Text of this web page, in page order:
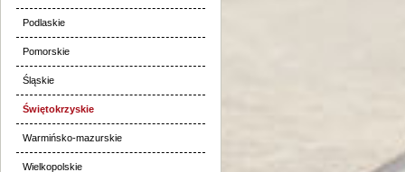
Podlaskie
Pomorskie
Śląskie
Świętokrzyskie
Warmińsko-mazurskie
Wielkopolskie